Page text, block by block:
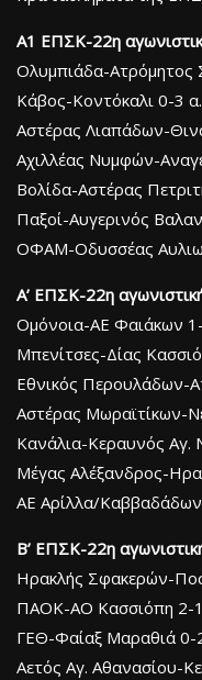
Α1 ΕΠΣΚ-22η
Ολυμπιάδα-Ατρόμητος
Κάβος-Κοντόκαλι 0-3
Αστέρας Λιαπάδων-
Αχιλλέας Νυμφών-
Βολίδα-Αστέρας
Παξοί-Αυγερινός
ΟΦΑΜ-Οδυσσέας
Α’ ΕΠΣΚ-22η
Ομόνοια-ΑΕ Φαιάκων
Μπενίτσες-Δίας
Εθνικός Περουλάδων-
Αστέρας Μωραϊτίκων-
Κανάλια-Κεραυνός Αγ.
Μέγας Αλέξανδρος-
ΑΕ Αρίλλα/
Β’ ΕΠΣΚ-22η
Ηρακλής Σφακερών-
ΠΑΟΚ-ΑΟ Κασσιόπη 2-1
ΓΕΘ-Φαίαξ Μαραθιά 0-
Αετός Αγ. Αθανασίου-